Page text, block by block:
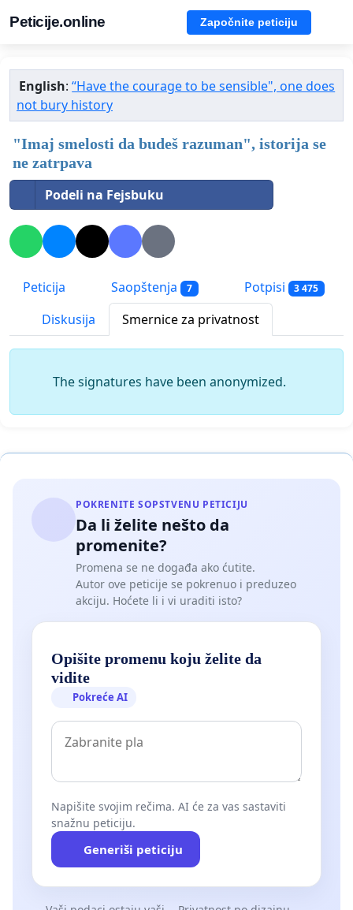
Peticije.online Započnite peticiju
English:“Have the courage to be sensible", one does
not bury history
"Imaj smelosti da budeš razuman", istorija se
ne zatrpava
Podeli na Fejsbuku
Peticija Saopštenja 7 Potpisi 3 475
Diskusija Smernice za privatnost
The signatures have been anonymized.
POKRENITE SOPSTVENU PETICIJU
Da li želite nešto da
promenite?
Promena se ne događa ako ćutite.
Autor ove peticije se pokrenuo i preduzeo
akciju. Hoćete li i vi uraditi isto?
Opišite promenu koju želite da
vidite
Pokreće AI
Napišite svojim rečima. AI će za vas sastaviti
snažnu peticiju.
Generiši peticiju